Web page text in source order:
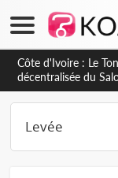
Côte d'Ivoire : PPA-
prérogatives de
politique ?